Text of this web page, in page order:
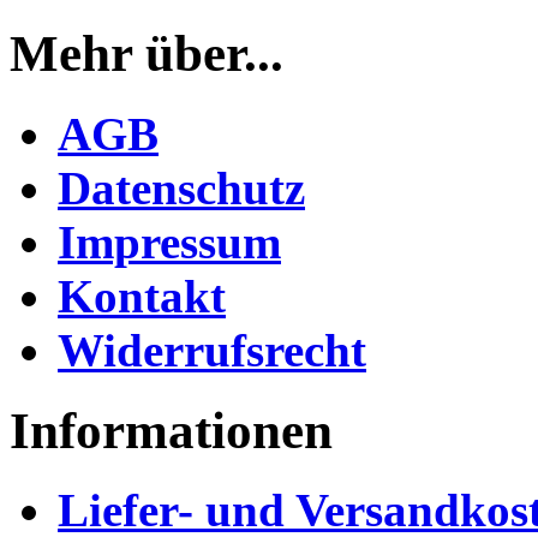
Mehr über...
AGB
Datenschutz
Impressum
Kontakt
Widerrufsrecht
Informationen
Liefer- und